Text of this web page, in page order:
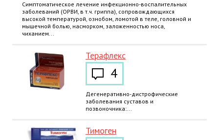
Симптоматическое лечение инфекционно-воспалительных
заболеваний (ОРВИ, в т.ч. гриппа), сопровождающихся
высокой температурой, ознобом, ломотой в теле, головной и
мышечной болью, насморком, заложенностью носа,
чиханием...
Терафлекс
4
Дегенеративно-дистрофические
заболевания суставов и
позвоночника:...
Тимоген